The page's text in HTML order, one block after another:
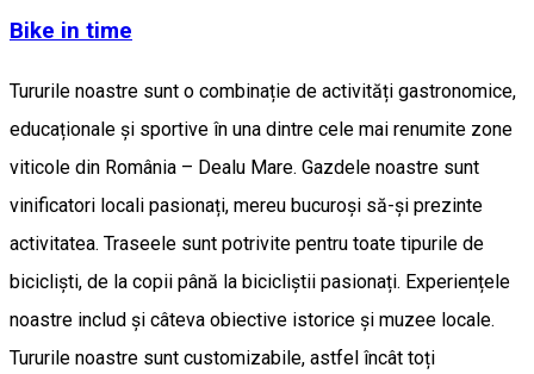
Bike in time
Tururile noastre sunt o combinație de activități gastronomice,
educaționale și sportive în una dintre cele mai renumite zone
viticole din România – Dealu Mare. Gazdele noastre sunt
vinificatori locali pasionați, mereu bucuroși să-și prezinte
activitatea. Traseele sunt potrivite pentru toate tipurile de
bicicliști, de la copii până la bicicliștii pasionați. Experiențele
noastre includ și câteva obiective istorice și muzee locale.
Tururile noastre sunt customizabile, astfel încât toți